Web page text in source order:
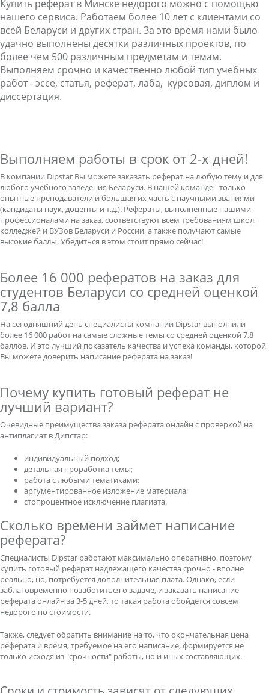
Купить реферат в Минске недорого можно с помощью
нашего сервиса. Работаем более 10 лет с клиентами со
всей Беларуси и других стран. За это время нами было
удачно выполнены десятки различных проектов, по
более чем 500 различным предметам и темам.
Выполняем срочно и качественно любой тип учебных
работ - эссе, статья, реферат, лаба, курсовая, диплом и
диссертация.
Выполняем работы в срок от 2-х дней!
В компании Dipstar Вы можете заказать реферат на любую тему и для
любого учебного заведения Беларуси. В нашей команде - только
опытные преподаватели и большая их часть с научными званиями
(кандидаты наук, доценты и т.д.). Рефераты, выполненные нашими
профессионалами на заказ, соответствуют всем требованиям школ,
колледжей и ВУЗов Беларуси и России, а также получают самые
высокие баллы. Убедиться в этом стоит прямо сейчас!
Более 16 000 рефератов на заказ для
студентов Беларуси со средней оценкой
7,8 балла
На сегодняшний день специалисты компании Dipstar выполнили
более 16 000 работ на самые сложные темы со средней оценкой 7,8
баллов. И это лучший показатель качества и успеха команды, которой
Вы можете доверить написание реферата на заказ!
Почему купить готовый реферат не
лучший вариант?
Очевидные преимущества заказа реферата онлайн с проверкой на
антиплагиат в Дипстар:
индивидуальный подход;
детальная проработка темы;
работа с любыми тематиками;
аргументированное изложение материала;
стопроцентное исключение плагиата.
Сколько времени займет написание
реферата?
Специалисты Dipstar работают максимально оперативно, поэтому
купить готовый реферат надлежащего качества срочно - вполне
реально, но, потребуется дополнительная плата. Однако, если
заблаговременно позаботиться о задаче, и заказать написание
реферата онлайн за 3-5 дней, то такая работа обойдется совсем
недорого по стоимости.
Также, следует обратить внимание на то, что окончательная цена
реферата и время, требуемое на его написание, формируется не
только исходя из "срочности" работы, но и иных составляющих.